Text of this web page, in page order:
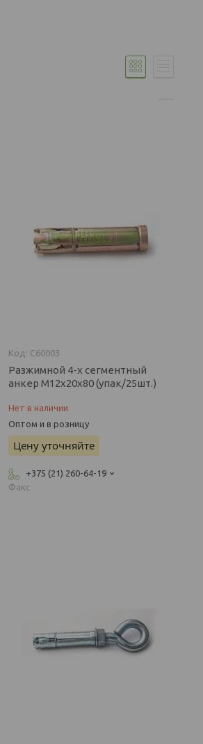
C60003
Разжимной 4-х сегментный
анкер М12х20х80 (упак/25шт.)
Нет в наличии
Оптом и в розницу
Цену уточняйте
+375 (21) 260-64-19
Факс